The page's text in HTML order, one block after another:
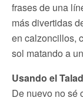
frases de una
más divertidas
en calzoncillos,
sol matando a
Usando el
De nuevo no sé